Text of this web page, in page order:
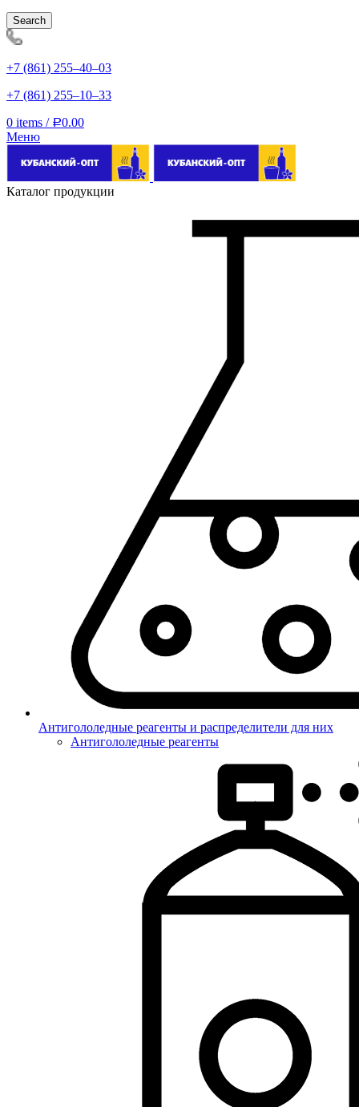
Search
+7 (861) 255‒40‒03
+7 (861) 255‒10‒33
0 items / Р0.00
Меню
Каталог продукции
Антигололедные реагенты и распределители для них
Антигололедные реагенты